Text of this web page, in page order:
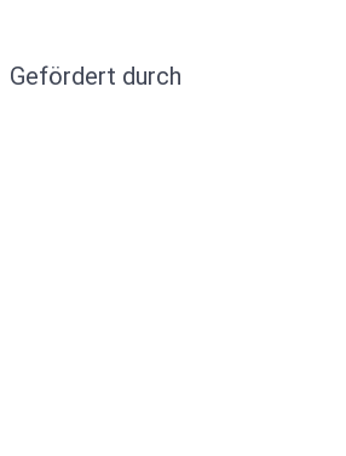
Gefördert durch